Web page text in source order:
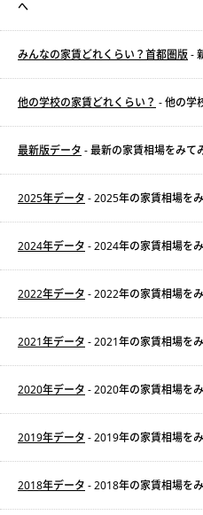
へ
みんなの家賃どれくらい？首都圏版-
他の学校の家賃どれくらい？ - 他の学
最新版データ - 最新の家賃相場をみて
2025年データ - 2025年の家賃相場を
2024年データ - 2024年の家賃相場を
2022年データ - 2022年の家賃相場を
2021年データ - 2021年の家賃相場を
2020年データ - 2020年の家賃相場を
2019年データ - 2019年の家賃相場を
2018年データ - 2018年の家賃相場を